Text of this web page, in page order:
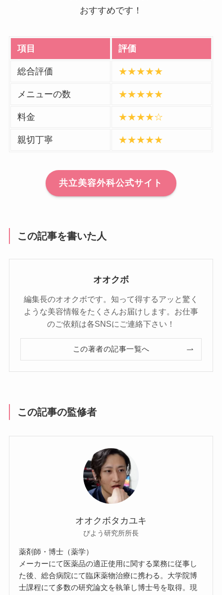
おすすめです！
項目 評価
総合評価 ★★★★★
メニューの数 ★★★★★
料金 ★★★★☆
親切丁寧 ★★★★★
共立美容外科公式サイト
この記事を書いた人
オオクボ
編集長のオオクボです。知って得するアッと驚く
ような美容情報をたくさんお届けします。お仕事
のご依頼は各SNSにご連絡下さい！
この著者の記事一覧へ
この記事の監修者
オオクボタカユキ
びよう研究所所長
薬剤師・博士（薬学）
メーカーにて医薬品の適正使用に関する業務に従事し
た後、総合病院にて臨床薬物治療に携わる。大学院博
士課程にて多数の研究論文を執筆し博士号を取得。現